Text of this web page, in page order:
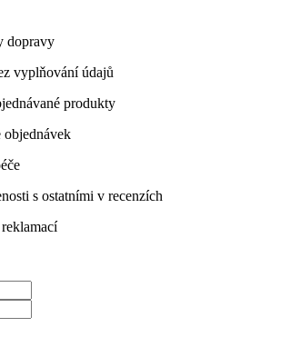
dopravy
vyplňování údajů
produkty
objednávek
s ostatními v recenzích